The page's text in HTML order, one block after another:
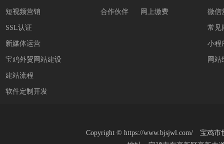
短视频营销
SSL认证
新媒体运营
宝鸡外贸网站建设
建站流程
软件定制开发
合作伙伴 网上缴费 微信
常见
小程
网站
Copyright © https://www.bjsjwl.com/ 宝鸡